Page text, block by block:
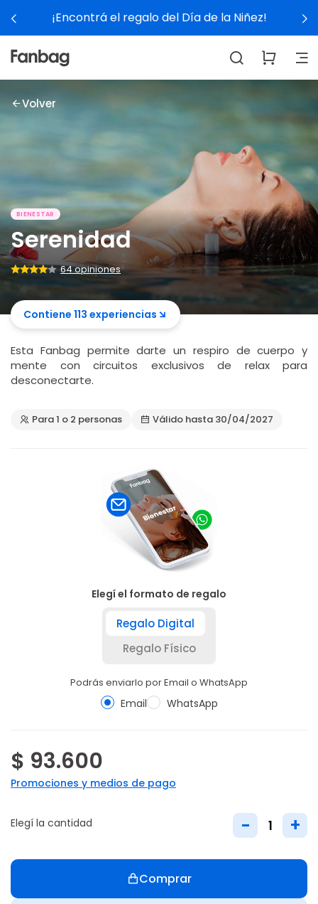
de la Niñez! Ver
Volver
BIENESTAR
Serenidad
64 opiniones
Contiene 113 experiencias
Esta Fanbag permite darte un respiro de cuerpo y
mente con circuitos exclusivos de relax para
desconectarte.
Para 1 o 2 personas Válido hasta 30/04/2027
Elegí el formato de regalo
Regalo Digital
Regalo Físico
Podrás enviarlo por Email o WhatsApp
Email WhatsApp
$ 93.600
Promociones y medios de pago
Elegí la cantidad - +
Comprar